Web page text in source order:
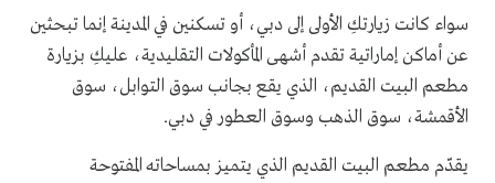
سواء كانت زيارتكِ الأولى إلى دبي، أو تسكنين في المدينة إنما تبحثين
عن أماكن إماراتية تقدم أشهى المأكولات التقليدية، عليكِ بزيارة
مطعم البيت القديم، الذي يقع بجانب سوق التوابل، سوق
الأقمشة، سوق الذهب وسوق العطور في دبي.
يقدّم مطعم البيت القديم الذي يتميز بمساحاته المفتوحة